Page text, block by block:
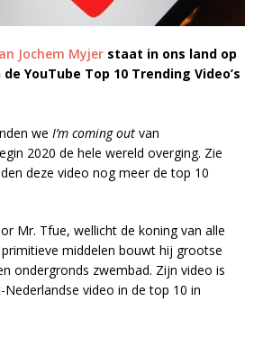
Jochem Myjer staat in ons land op
YouTube Top 10 Trending Video’s
we I’m coming out van
2020 de hele wereld overging. Zie
deze video nog meer de top 10
Mr. Tfue, wellicht de koning van alle
middelen bouwt hij grootse
ondergronds zwembad. Zijn video is
video in de top 10 in